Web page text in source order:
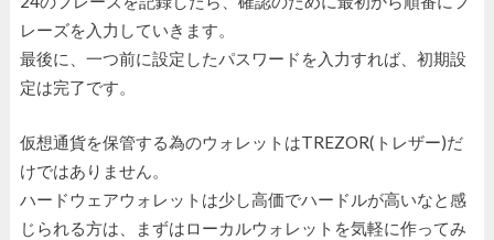
レーズを入力していきます。
最後に、一つ前に設定したパスワードを入力すれば、初期設
定は完了です。
仮想通貨を保管する為のウォレットはTREZOR(トレザー)だ
けではありません。
ハードウェアウォレットは少し高価でハードルが高いなと感
じられる方は、まずはローカルウォレットを気軽に作ってみ